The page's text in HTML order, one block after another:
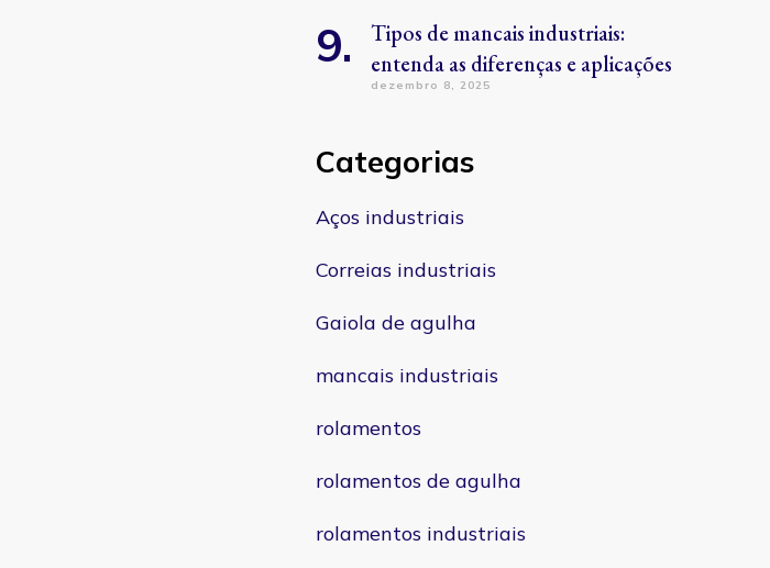
Tipos de mancais industriais:
entenda as diferenças e aplicações
dezembro 8, 2025
Categorias
Aços industriais
Correias industriais
Gaiola de agulha
mancais industriais
rolamentos
rolamentos de agulha
rolamentos industriais